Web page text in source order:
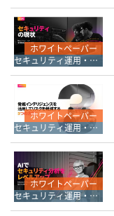
ホワイトペーパー
セキュリティ運用・SOC・SIEM・ログ管理
ホワイトペーパー
セキュリティ運用・SOC・SIEM・ログ管理
ホワイトペーパー
セキュリティ運用・SOC・SIEM・ログ管理